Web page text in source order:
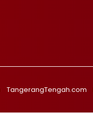
TangerangTengah.com